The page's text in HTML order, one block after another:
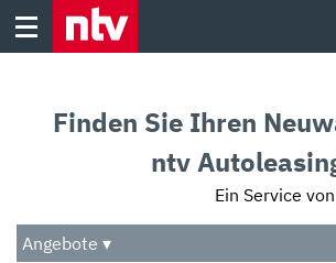
Skip
Audio
Das Beste
Finden Sie Ihren
ntv
Ein Service von
Angebote ▾